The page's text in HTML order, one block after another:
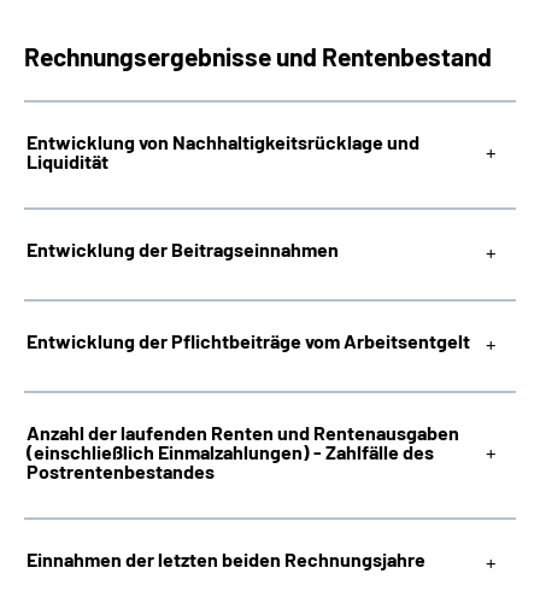
Über uns & Presse
Online-Services
Suche
Inhalte in Gebärdensprache (DGS)
Leichte Sprache
Rechnungsergebnisse und Rentenbestand
Entwicklung von Nachhaltigkeitsrücklage und
Liquidität
Entwicklung der Beitragseinnahmen
Entwicklung der Pflichtbeiträge vom Arbeitsentgelt
Anzahl der laufenden Renten und Rentenausgaben
(einschließlich Einmalzahlungen) - Zahlfälle des
Postrentenbestandes
Einnahmen der letzten beiden Rechnungsjahre